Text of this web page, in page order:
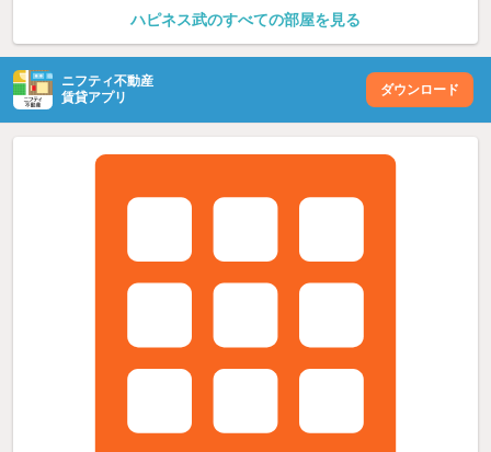
ハピネス武のすべての部屋を見る
ニフティ不動産
賃貸アプリ
ダウンロード